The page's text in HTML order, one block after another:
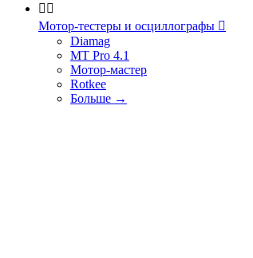
 
Мотор-тестеры и осциллографы 
Diamag
MT Pro 4.1
Мотор-мастер
Rotkee
Больше →